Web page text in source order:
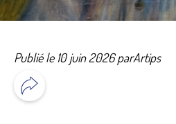
Publié le 10 juin 2026 parArtips